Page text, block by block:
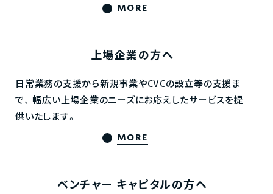
MORE
上場企業の方へ
日常業務の支援から新規事業やCVCの設立等の支援ま
で、 幅広い上場企業のニーズにお応えしたサービスを提
供いたします。
MORE
ベンチャー キャピタルの方へ